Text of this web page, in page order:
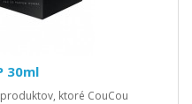
30ml
ktoré CouCou